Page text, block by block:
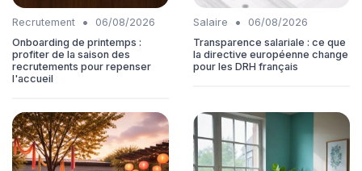
Recrutement •
06/08/2026
Onboarding de printemps :
profiter de la saison des
recrutements pour repenser
l'accueil
Salaire •
06/08/2026
Transparence salariale : ce que
la directive européenne change
pour les DRH français